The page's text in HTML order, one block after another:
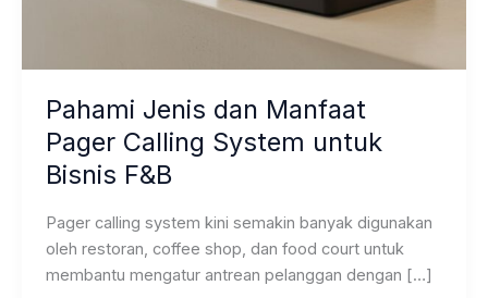
Pahami Jenis dan Manfaat
Pager Calling System untuk
Bisnis F&B
Pager calling system kini semakin banyak digunakan
oleh restoran, coffee shop, dan food court untuk
membantu mengatur antrean pelanggan dengan […]